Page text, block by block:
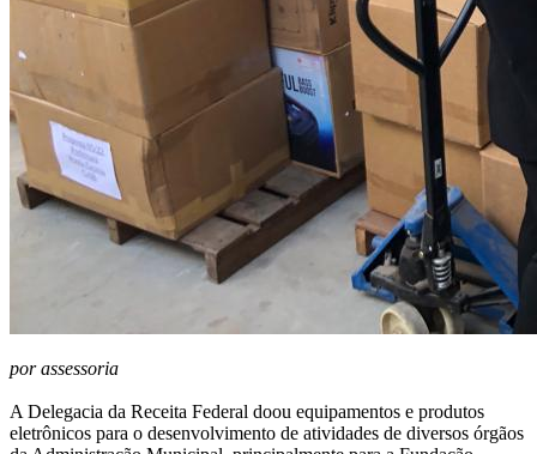
por assessoria
A Delegacia da Receita Federal doou equipamentos e produtos
eletrônicos para o desenvolvimento de atividades de diversos órgãos